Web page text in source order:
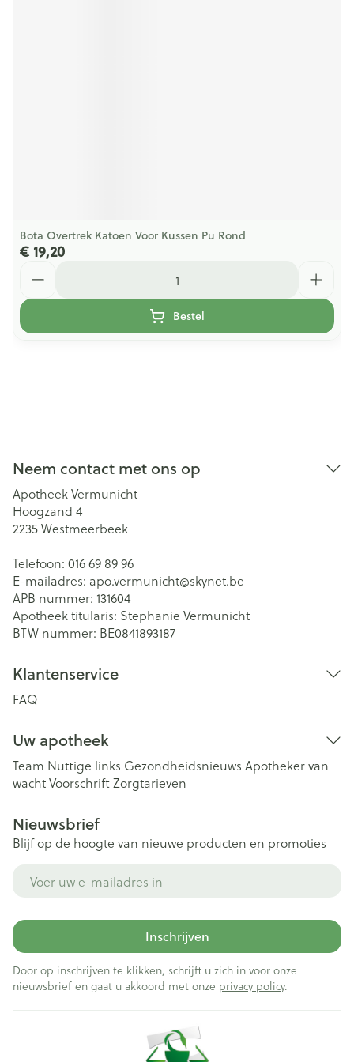
Bota Overtrek Katoen Voor Kussen Pu Rond
€ 19,20
Bestel
Neem contact met ons op
Apotheek Vermunicht
Hoogzand 4
2235Westmeerbeek
Telefoon: 016 69 89 96
E-mailadres: apo.vermunicht@skynet.be
APB nummer: 131604
Apotheek titularis: Stephanie Vermunicht
BTW nummer: BE0841893187
Klantenservice
FAQ
Uw apotheek
Team Nuttige links Gezondheidsnieuws Apotheker van
wachtVoorschriftZorgtarieven
Nieuwsbrief
Blijf op de hoogte van nieuwe producten en promoties
Inschrijven
Door op inschrijven te klikken, schrijft u zich in voor onze
nieuwsbrief en gaat u akkoord met onze privacy policy.